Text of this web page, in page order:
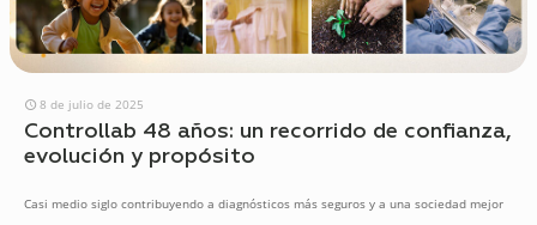
8 de julio de 2025
Controllab 48 años: un recorrido de confianza,
evolución y propósito
Casi medio siglo contribuyendo a diagnósticos más seguros y a una sociedad mejor